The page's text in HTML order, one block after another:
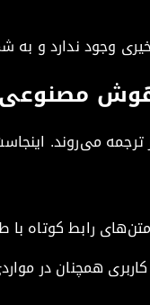
مصنوعی
همچنان در